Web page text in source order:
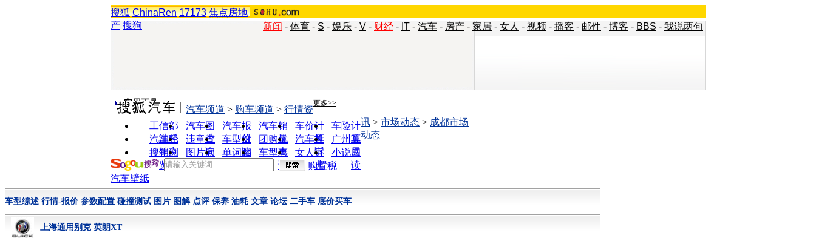
搜狐 ChinaRen 17173 焦点房地
产 搜狗 新闻 - 体育 - S - 娱乐 - V - 财经 - IT - 汽车 - 房产 - 家居 - 女人 - 视频 - 播客 - 邮件 - 博客 - BBS - 我说两句
实用工具 更多>>
工信部
油耗
汽车图
片
汽车报
价
汽车销
量
车价计
算
车险计
算
汽车经
销商
违章查
询
车型对
比
团购优
惠
汽车投
诉
广州车
展
搜狗浏
览器
图片欣
赏
单词翻
车型查
询
女人宝
典
小说阅
读
汽车频道 > 购车频道 > 行情资
讯 > 市场动态 > 成都市场
动态
购置税
汽车壁纸
车型综述 行情-报价 参数配置 碰撞测试 图片 图解 点评 保养 油耗 文章 论坛 二手车 底价买车
上海通用别克 英朗XT